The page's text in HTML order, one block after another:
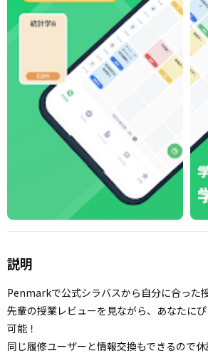
説明
Penmarkで公式シラバスから自分に合った
先輩の授業レビューを見ながら、あなたに
可能！
同じ履修ユーザーと情報交換もできるので